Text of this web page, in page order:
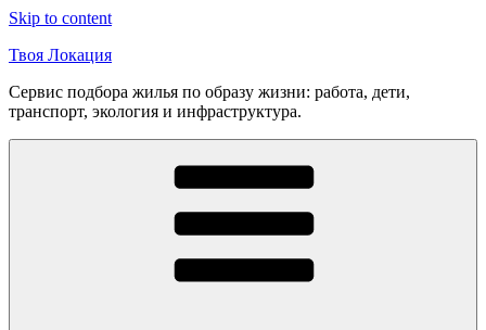
Skip to content
Твоя Локация
Сервис подбора жилья по образу жизни: работа, дети,
транспорт, экология и инфраструктура.